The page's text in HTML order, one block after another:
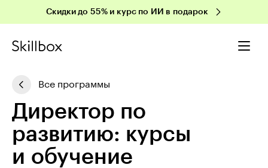
Скидки до 55% и курс по ИИ в подарок
Все программы
Директор по
развитию: курсы
и обучение